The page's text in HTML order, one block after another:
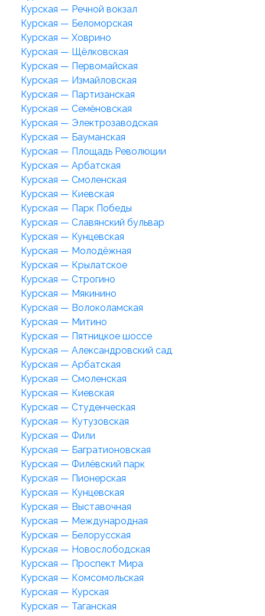
Курская — Речной вокзал
Курская — Беломорская
Курская — Ховрино
Курская — Щёлковская
Курская — Первомайская
Курская — Измайловская
Курская — Партизанская
Курская — Семёновская
Курская — Электрозаводская
Курская — Бауманская
Курская — Площадь Революции
Курская — Арбатская
Курская — Смоленская
Курская — Киевская
Курская — Парк Победы
Курская — Славянский бульвар
Курская — Кунцевская
Курская — Молодёжная
Курская — Крылатское
Курская — Строгино
Курская — Мякинино
Курская — Волоколамская
Курская — Митино
Курская — Пятницкое шоссе
Курская — Александровский сад
Курская — Арбатская
Курская — Смоленская
Курская — Киевская
Курская — Студенческая
Курская — Кутузовская
Курская — Фили
Курская — Багратионовская
Курская — Филёвский парк
Курская — Пионерская
Курская — Кунцевская
Курская — Выставочная
Курская — Международная
Курская — Белорусская
Курская — Новослободская
Курская — Проспект Мира
Курская — Комсомольская
Курская — Курская
Курская — Таганская